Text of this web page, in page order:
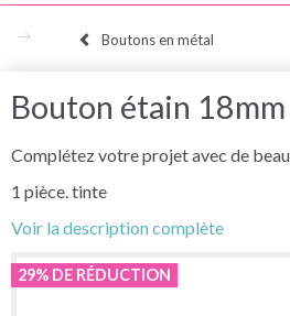
Boutons en métal
Bouton étain
Complétez votre projet avec de
1 pièce. tinte
Voir la description complète
29% DE RÉDUCTION